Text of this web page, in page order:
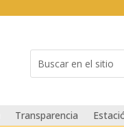
for...
Transparencia